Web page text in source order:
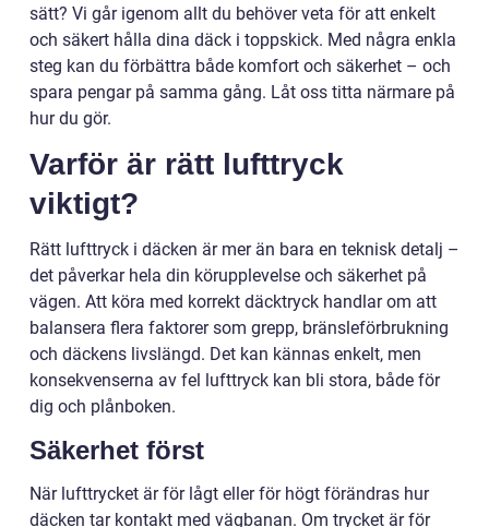
sätt? Vi går igenom allt du behöver veta för att enkelt
och säkert hålla dina däck i toppskick. Med några enkla
steg kan du förbättra både komfort och säkerhet – och
spara pengar på samma gång. Låt oss titta närmare på
hur du gör.
Varför är rätt lufttryck
viktigt?
Rätt lufttryck i däcken är mer än bara en teknisk detalj –
det påverkar hela din körupplevelse och säkerhet på
vägen. Att köra med korrekt däcktryck handlar om att
balansera flera faktorer som grepp, bränsleförbrukning
och däckens livslängd. Det kan kännas enkelt, men
konsekvenserna av fel lufttryck kan bli stora, både för
dig och plånboken.
Säkerhet först
När lufttrycket är för lågt eller för högt förändras hur
däcken tar kontakt med vägbanan. Om trycket är för